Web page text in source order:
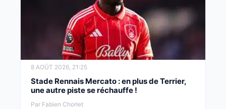
8 AOÛT 2026, 21:25
Stade Rennais Mercato : en plus de Terrier,
une autre piste se réchauffe !
Par Fabien Chorlet